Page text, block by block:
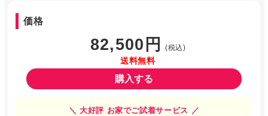
価格
82,500円 (税込)
送料無料
購入する
＼ 大好評 お家でご試着サービス ／